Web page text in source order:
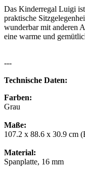
Das Kinderregal Luigi
praktische
wunderbar mit anderen
eine warme und
---
Technische Daten:
Farben:
Grau
Maße:
107.2 x 88.6 x 30.9 cm
Material:
Spanplatte, 16 mm